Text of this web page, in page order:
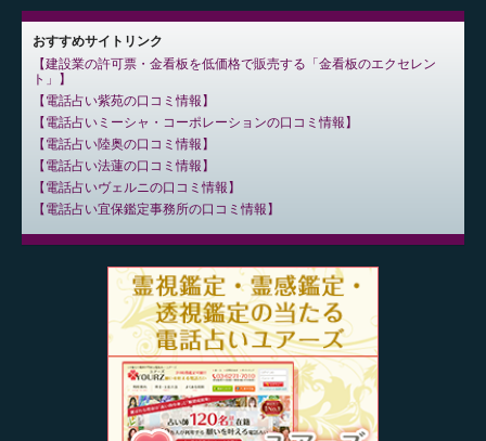
おすすめサイトリンク
建設業の許可票・金看板を低価格で販売する「金看板のエクセレン
ト」
電話占い紫苑の口コミ情報
電話占いミーシャ・コーポレーションの口コミ情報
電話占い陸奥の口コミ情報
電話占い法蓮の口コミ情報
電話占いヴェルニの口コミ情報
電話占い宜保鑑定事務所の口コミ情報